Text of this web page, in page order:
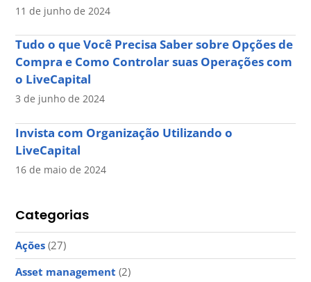
11 de junho de 2024
Tudo o que Você Precisa Saber sobre Opções de
Compra e Como Controlar suas Operações com
o LiveCapital
3 de junho de 2024
Invista com Organização Utilizando o
LiveCapital
16 de maio de 2024
Categorias
Ações (27)
Asset management (2)